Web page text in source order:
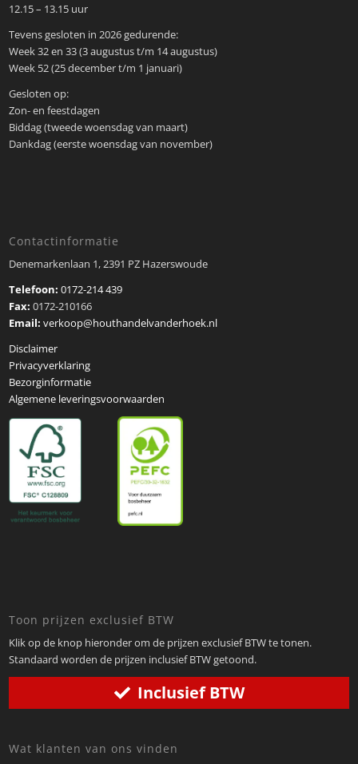
12.15 – 13.15 uur
Tevens gesloten in 2026 gedurende:
Week 32 en 33 (3 augustus t/m 14 augustus)
Week 52 (25 december t/m 1 januari)
Gesloten op:
Zon- en feestdagen
Biddag (tweede woensdag van maart)
Dankdag (eerste woensdag van november)
Contactinformatie
Denemarkenlaan 1, 2391 PZ Hazerswoude
Telefoon:0172-214 439
Fax:0172-210166
Email: verkoop@houthandelvanderhoek.nl
Disclaimer
Privacyverklaring
Bezorginformatie
Algemene leveringsvoorwaarden
Toon prijzen exclusief BTW
Klik op de knop hieronder om de prijzen exclusief BTW te tonen.
Standaard worden de prijzen inclusief BTW getoond.
Inclusief BTW
Wat klanten van ons vinden